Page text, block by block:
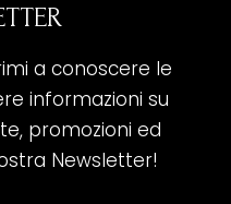
a conoscere le
informazioni su
promozioni ed
Newsletter!